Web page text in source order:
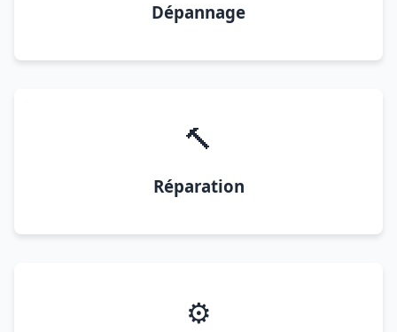
Dépannage
🔨
Réparation
⚙️